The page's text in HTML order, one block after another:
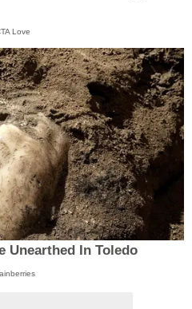
Love
Unearthed In Toledo